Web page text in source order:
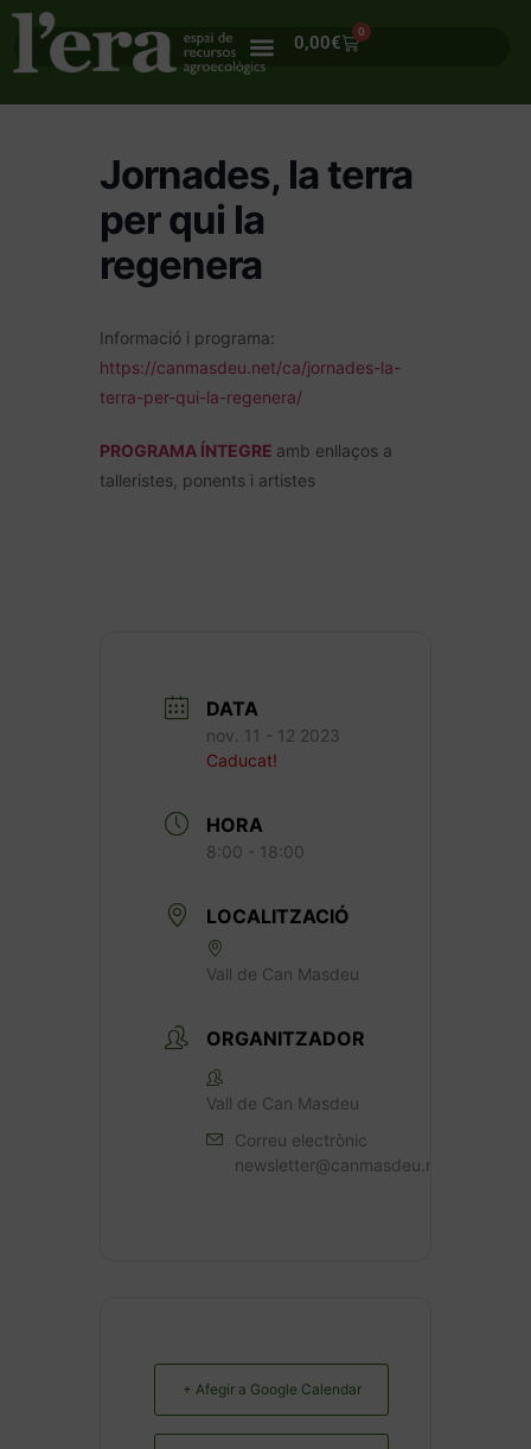
0,00€
0
Jornades, la terra
per qui la
regenera
Informació i programa:
https://canmasdeu.net/ca/jornades-la-
terra-per-qui-la-regenera/
PROGRAMA ÍNTEGRE amb enllaços a
talleristes, ponents i artistes
DATA
nov. 11 - 12 2023
Caducat!
HORA
8:00 - 18:00
LOCALITZACIÓ
Vall de Can Masdeu
ORGANITZADOR
Vall de Can Masdeu
Correu electrònic
newsletter@canmasdeu.net
+ Afegir a Google Calendar